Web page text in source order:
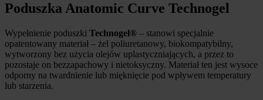
Poduszka Anatomic Curve Technogel
Wypełnienie poduszki Technogel® – stanowi specjalnie
opatentowany materiał – żel poliuretanowy, biokompatybilny,
wytworzony bez użycia olejów uplastyczniających, a przez to
pozostaje on bezzapachowy i nietoksyczny. Materiał ten jest wysoce
odporny na twardnienie lub mięknięcie pod wpływem temperatury
lub starzenia.